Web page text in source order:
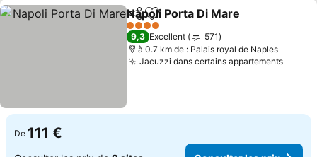
PartagerAjouter à mes favoris
Napoli Porta Di Mare
4 Étoiles
9,3 Excellent
571
à 0.7 km de : Palais royal de Naples
Jacuzzi dans certains appartements
De 111 €